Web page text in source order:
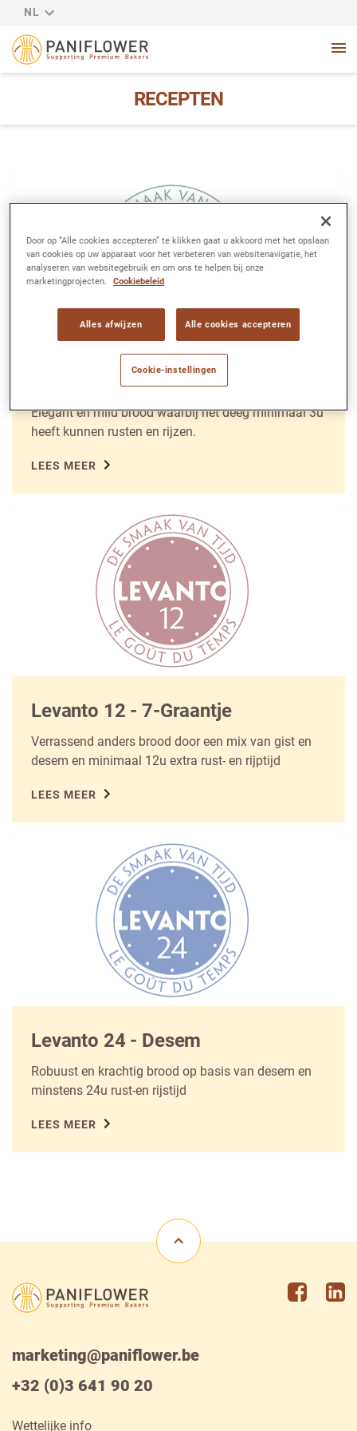
NL
RECEPTEN
Levanto 3 - Epi d'Or F
Elegant en mild brood waarbij het deeg minimaal 3u
heeft kunnen rusten en rijzen.
LEES MEER
Levanto 12 - 7-Graantje
Verrassend anders brood door een mix van gist en
desem en minimaal 12u extra rust- en rijptijd
LEES MEER
Levanto 24 - Desem
Robuust en krachtig brood op basis van desem en
minstens 24u rust-en rijstijd
LEES MEER
La Lorraine Bakery Group
Ga naar het begin van de
marketing@paniflower.be
+32 (0)3 641 90 20
Wettelijke info
Door op “Alle cookies accepteren” te klikken gaat u akkoord met het opslaan
van cookies op uw apparaat voor het verbeteren van websitenavigatie, het
analyseren van websitegebruik en om ons te helpen bij onze
marketingprojecten.
Cookiebeleid
Alles afwijzen Alle cookies accepteren
Cookie-instellingen